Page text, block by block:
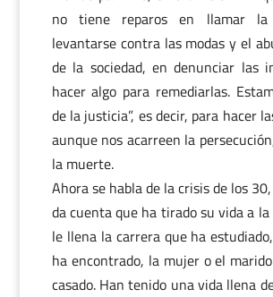
no tiene reparos en llamar la
levantarse contra las modas y el
de la sociedad, en denunciar las
hacer algo para remediarlas.
de la justicia”, es decir, para hacer
aunque nos acarreen la
la muerte.
Ahora se habla de la crisis de los
da cuenta que ha tirado su vida a
le llena la carrera que ha
ha encontrado, la mujer o el
casado. Han tenido una vida llena